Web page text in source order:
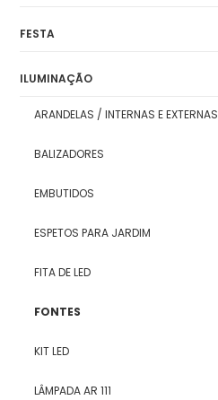
FESTA
ILUMINAÇÃO
ARANDELAS / INTERNAS E EXTERNAS
BALIZADORES
EMBUTIDOS
ESPETOS PARA JARDIM
FITA DE LED
FONTES
KIT LED
LÂMPADA AR 111